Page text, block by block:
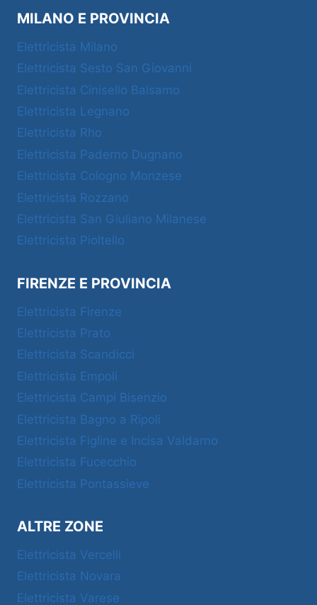
MILANO E PROVINCIA
Elettricista Milano
Elettricista Sesto San Giovanni
Elettricista Cinisello Balsamo
Elettricista Legnano
Elettricista Rho
Elettricista Paderno Dugnano
Elettricista Cologno Monzese
Elettricista Rozzano
Elettricista San Giuliano Milanese
Elettricista Pioltello
FIRENZE E PROVINCIA
Elettricista Firenze
Elettricista Prato
Elettricista Scandicci
Elettricista Empoli
Elettricista Campi Bisenzio
Elettricista Bagno a Ripoli
Elettricista Figline e Incisa Valdarno
Elettricista Fucecchio
Elettricista Pontassieve
ALTRE ZONE
Elettricista Vercelli
Elettricista Novara
Elettricista Varese